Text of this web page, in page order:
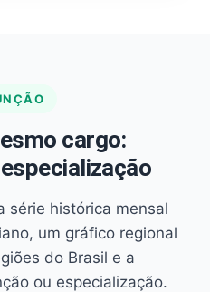
cargo:
série histórica mensal
um gráfico regional
do Brasil e a
ou especialização.